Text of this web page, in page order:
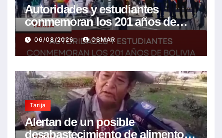
Autoridades y estudiantes
conmemoran los 201 años de
Bolivia con la esperanza de un
mejor futuro
06/08/2026 OSMAR
Tarija
Alertan de un posible
desabastecimiento de alimentos